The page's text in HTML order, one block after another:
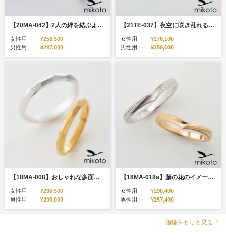
【20MA-042】2人の絆を結ぶように結び目の入ったS字カーブのコンビの結婚指輪
女性用
¥258,500
男性用
¥297,000
【21TE-037】夜空に咲き乱れる花火を力強い和彫りで表現した結婚指輪
女性用
¥276,100
男性用
¥259,600
【18MA-008】おしゃれな多面デザインのマットな結婚指輪
女性用
¥236,500
男性用
¥209,000
【18MA-018a】藤の花のイメージした彫り模様の和風の結婚指輪
女性用
¥290,400
男性用
¥257,400
指輪をもっと見る